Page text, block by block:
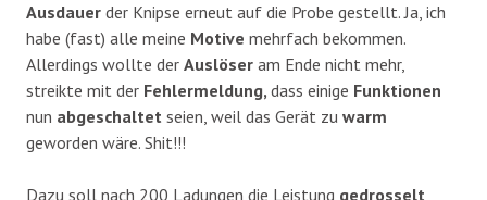
Ausdauer der Knipse erneut auf die Probe gestellt. Ja, ich
habe (fast) alle meine Motive mehrfach bekommen.
Allerdings wollte der Auslöser am Ende nicht mehr,
streikte mit der Fehlermeldung, dass einige Funktionen
nun abgeschaltet seien, weil das Gerät zu warm
geworden wäre. Shit!!!
Dazu soll nach 200 Ladungen die Leistung gedrosselt